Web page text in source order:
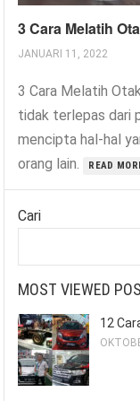
3 Cara Melatih
JANUARI 11, 2022
3 Cara Melatih
tidak terlepas dari
mencipta hal-hal
orang lain.
READ
Cari
MOST VIEWED
12